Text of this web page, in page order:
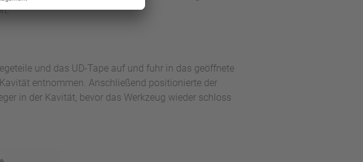
und das UD-Tape auf und fuhr in das geöffnete
entnommen. Anschließend positionierte der
in der Kavität, bevor das Werkzeug wieder schloss